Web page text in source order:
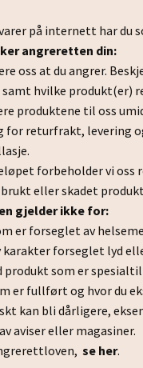
på internett har
angreretten din:
oss at du angrer.
hvilke produkt(er)
produktene til oss
for returfrakt, levering
forbeholder vi
eller skadet
gjelder ikke for:
er forseglet av
karakter forseglet lyd
produkt som er
er fullført og hvor du
kan bli dårligere,
aviser eller magasiner.
se her.